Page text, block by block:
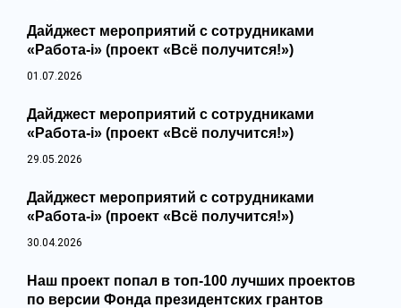
Дайджест мероприятий с сотрудниками
«Работа-i» (проект «Всё получится!»)
01.07.2026
Дайджест мероприятий с сотрудниками
«Работа-i» (проект «Всё получится!»)
29.05.2026
Дайджест мероприятий с сотрудниками
«Работа-i» (проект «Всё получится!»)
30.04.2026
Наш проект попал в топ‑100 лучших проектов
по версии Фонда президентских грантов